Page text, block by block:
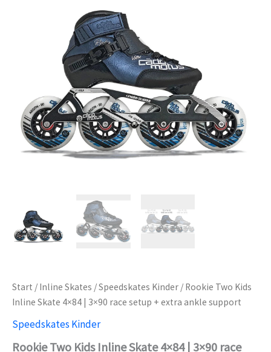
Start / Inline Skates /Speedskates Kinder / Rookie Two Kids
Inline Skate 4×84 | 3×90 race setup + extra ankle support
Speedskates Kinder
Rookie Two Kids Inline Skate 4×84 | 3×90 race